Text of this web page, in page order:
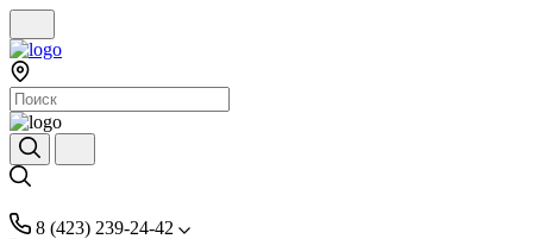
8 (423) 239-24-42